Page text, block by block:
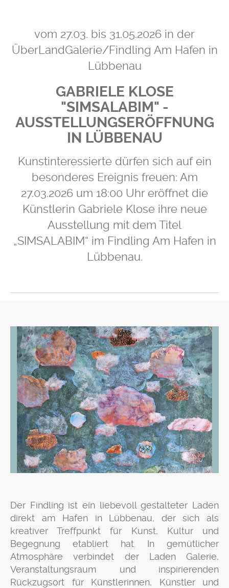
vom 27.03. bis 31.05.2026 in der
ÜberLandGalerie/Findling Am Hafen in
Lübbenau
GABRIELE KLOSE
"SIMSALABIM" -
AUSSTELLUNGSERÖFFNUNG
IN LÜBBENAU
Kunstinteressierte dürfen sich auf ein
besonderes Ereignis freuen: Am
27.03.2026 um 18:00 Uhr eröffnet die
Künstlerin Gabriele Klose ihre neue
Ausstellung mit dem Titel
„SIMSALABIM“ im Findling Am Hafen in
Lübbenau.
Der Findling ist ein liebevoll gestalteter Laden
direkt am Hafen in Lübbenau, der sich als
kreativer Treffpunkt für Kunst, Kultur und
Begegnung etabliert hat. In gemütlicher
Atmosphäre verbindet der Laden Galerie,
Veranstaltungsraum und inspirierenden
Rückzugsort für Künstlerinnen, Künstler und